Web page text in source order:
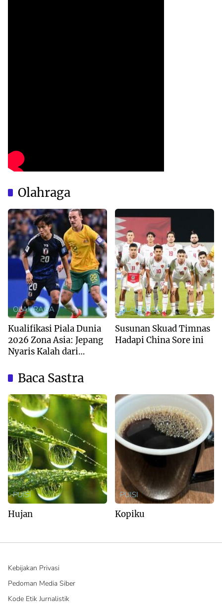
Olahraga
OLAHRAGA
Kualifikasi Piala Dunia
2026 Zona Asia: Jepang
Nyaris Kalah dari
OLAHRAGA
Susunan Skuad Timnas
Hadapi China Sore ini
Baca Sastra
PUISI
Hujan
PUISI
Kopiku
Kebijakan Privasi
Pedoman Media Siber
Kode Etik Jurnalistik